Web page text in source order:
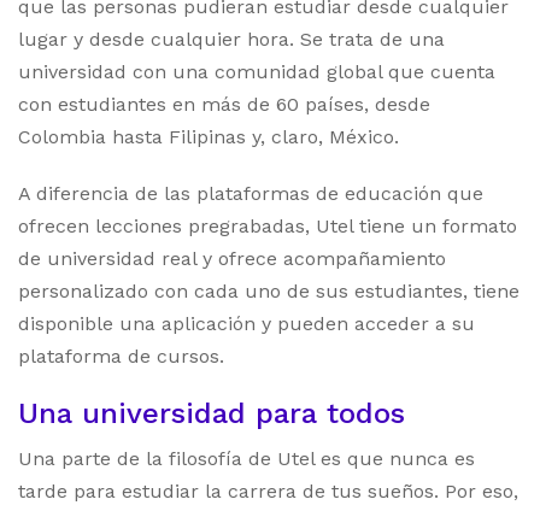
que las personas pudieran estudiar desde cualquier
lugar y desde cualquier hora. Se trata de una
universidad con una comunidad global que cuenta
con estudiantes en más de 60 países, desde
Colombia hasta Filipinas y, claro, México.
A diferencia de las plataformas de educación que
ofrecen lecciones pregrabadas, Utel tiene un formato
de universidad real y ofrece acompañamiento
personalizado con cada uno de sus estudiantes, tiene
disponible una aplicación y pueden acceder a su
plataforma de cursos.
Una universidad para todos
Una parte de la filosofía de Utel es que nunca es
tarde para estudiar la carrera de tus sueños. Por eso,